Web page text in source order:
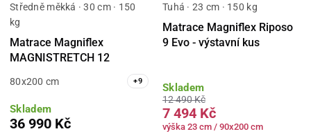
Středně měkká · 30 cm · 150
kg
Matrace Magniflex
MAGNISTRETCH 12
80x200 cm +9
Skladem
36 990 Kč
Tuhá · 23 cm · 150 kg
Matrace Magniflex Riposo
9 Evo - výstavní kus
Skladem
12 490 Kč
7 494 Kč
výška 23 cm / 90x200 cm